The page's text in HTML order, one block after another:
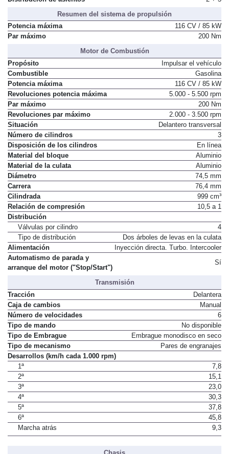
Resumen del sistema de propulsión
Potencia máxima
116 CV / 85 kW
Par máximo
200 Nm
Motor de Combustión
Propósito
Impulsar el vehículo
Combustible
Gasolina
Potencia máxima
116 CV / 85 kW
Revoluciones potencia máxima
5.000 - 5.500 rpm
Par máximo
200 Nm
Revoluciones par máximo
2.000 - 3.500 rpm
Situación
Delantero transversal
Número de cilindros
3
Disposición de los cilindros
En línea
Material del bloque
Aluminio
Material de la culata
Aluminio
Diámetro
74,5 mm
Carrera
76,4 mm
Cilindrada
999 cm³
Relación de compresión
10,5 a 1
Distribución
Válvulas por cilindro
4
Tipo de distribución
Dos árboles de levas en la culata
Alimentación
Inyección directa. Turbo. Intercooler
Automatismo de parada y
arranque del motor ("Stop/Start")
Sí
Transmisión
Tracción
Delantera
Caja de cambios
Manual
Número de velocidades
6
Tipo de mando
No disponible
Tipo de Embrague
Embrague monodisco en seco
Tipo de mecanismo
Pares de engranajes
Desarrollos (km/h cada 1.000 rpm)
1ª
7,8
2ª
15,1
3ª
23,0
4ª
30,3
5ª
37,8
6ª
45,8
Marcha atrás
9,3